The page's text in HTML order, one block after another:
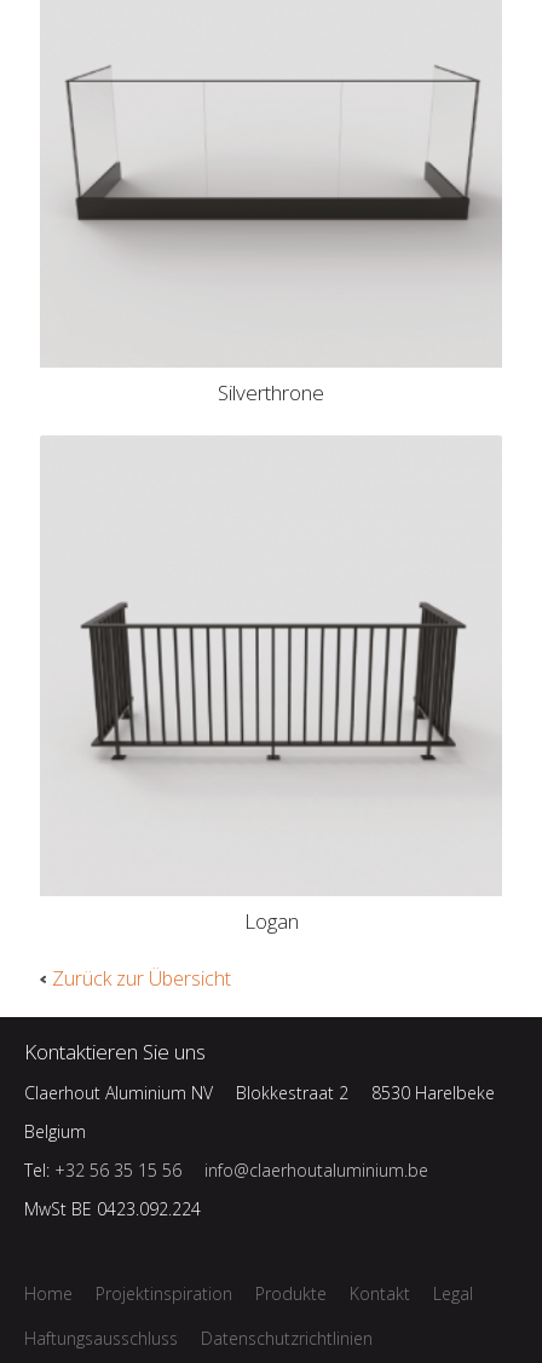
Silverthrone
Logan
Zurück zur Übersicht
Kontaktieren Sie uns
Claerhout Aluminium NV Blokkestraat 2
8530 Harelbeke
Belgium
Tel: +32 56 35 15 56
info@claerhoutaluminium.be
MwSt BE 0423.092.224
Home Projektinspiration Produkte Kontakt
Legal
Haftungsausschluss
Datenschutzrichtlinien